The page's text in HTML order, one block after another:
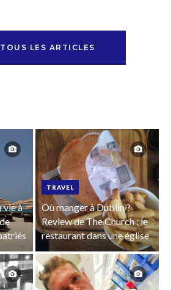
LES ARTICLES
vie à
TRAVEL
Où manger à Dublin ?
Review de The Church : le
restaurant dans une église